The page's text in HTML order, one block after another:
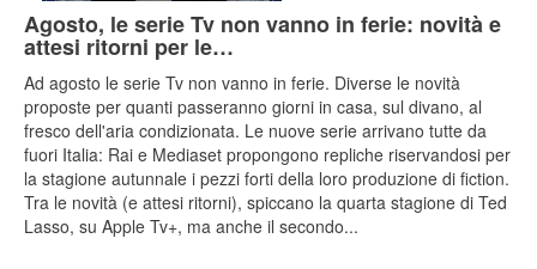
Agosto, le serie Tv non vanno in ferie: novità e
attesi ritorni per le…
Ad agosto le serie Tv non vanno in ferie. Diverse le novità
proposte per quanti passeranno giorni in casa, sul divano, al
fresco dell'aria condizionata. Le nuove serie arrivano tutte da
fuori Italia: Rai e Mediaset propongono repliche riservandosi per
la stagione autunnale i pezzi forti della loro produzione di fiction.
Tra le novità (e attesi ritorni), spiccano la quarta stagione di Ted
Lasso, su Apple Tv+, ma anche il secondo...